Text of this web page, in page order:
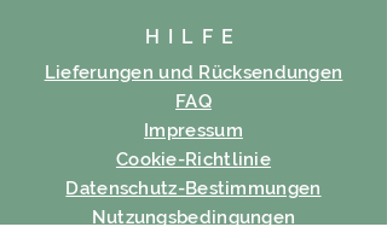
HILFE
Lieferungen und Rücksendungen
FAQ
Impressum
Cookie-Richtlinie
Datenschutz-Bestimmungen
Nutzungsbedingungen